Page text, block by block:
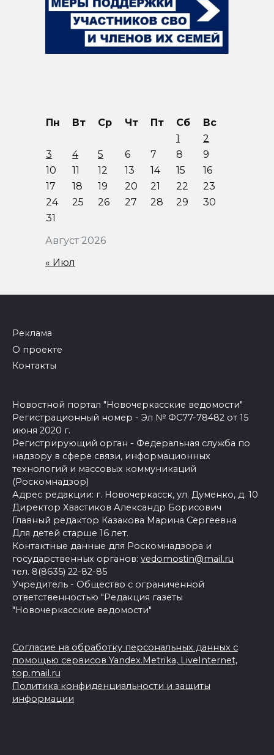
Август 2026
Пн Вт Ср Чт Пт Сб
Вс
1
2
3
4 5 6 7 8
9
10
11 12 13 14 15
16
17
18 19 20 21 22
23
24
25 26 27 28 29
30
31
« Июл
Реклама
О проекте
Контакты
Новостной портал "Новочеркасские ведомости"
Регистрационный номер - Эл № ФС77-78482 от 15
июня 2020 г.
Регистрирующий орган - Федеральная служба по
надзору в сфере связи, информационных
технологий и массовых коммуникаций
(Роскомнадзор)
Адрес редакции: г. Новочеркасск, ул. Думенко, д. 10
Директор Хвастиков Александр Борисович
Главный редактор Казакова Марина Сергеевна
Для детей старше 16 лет.
Контактные данные для Роскомнадзора и
государственных органов: vedomostin@mail.ru
тел. 8(8635) 22-82-85
Учредитель - Общество с ограниченной
ответственностью "Редакция газеты
"Новочеркасские ведомости"
Согласие на обработку персональных данных с
помощью сервисов Yandex.Metrika, LiveInternet,
top.mail.ru
Политика конфиденциальности и защиты
информации